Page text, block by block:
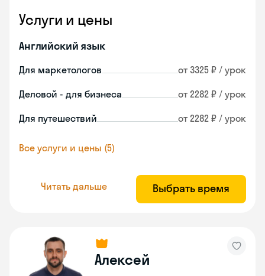
Услуги и цены
Английский язык
Для маркетологов от 3325 ₽ / урок
Деловой - для бизнеса от 2282 ₽ / урок
Для путешествий от 2282 ₽ / урок
Все услуги и цены (5)
Читать дальше Выбрать время
Алексей